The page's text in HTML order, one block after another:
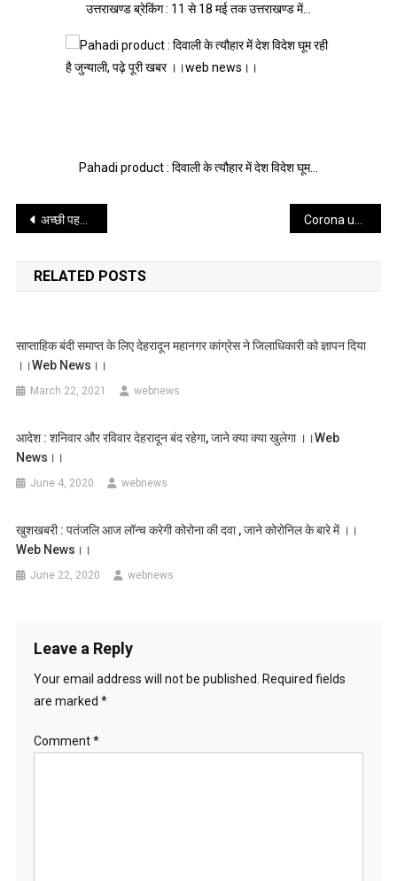
उत्तराखण्ड ब्रेकिंग : 11 से 18 मई तक उत्तराखण्ड में…
Pahadi product : दिवाली के त्यौहार में देश विदेश घूम…
Post
navigation
अच्छी पहल : जिला विधिक के कार्यकर्ता बनेगे जिला प्रशासन व माइग्रेंट मजदूरों के सेतु जाने क्या है पूरी खबर ।। web news dehradun ।।
RELATED POSTS
साप्ताहिक बंदी समाप्त के लिए देहरादून महानगर कांग्रेस ने जिलाधिकारी को ज्ञापन दिया
।।web News।।
March 22, 2021 webnews
आदेश : शनिवार और रविवार देहरादून बंद रहेगा, जाने क्या क्या खुलेगा ।।web
News।।
June 4, 2020 webnews
खुशखबरी : पतंजलि आज लॉन्च करेगी कोरोना की दवा , जाने कोरोनिल के बारे में ।।
Web News।।
June 22, 2020 webnews
Leave a Reply
Your email address will not be published.
Required fields
are marked *
Comment*